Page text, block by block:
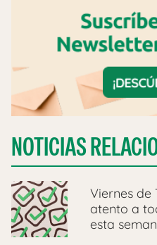
NOTICIAS
Viernes de
atento a
esta